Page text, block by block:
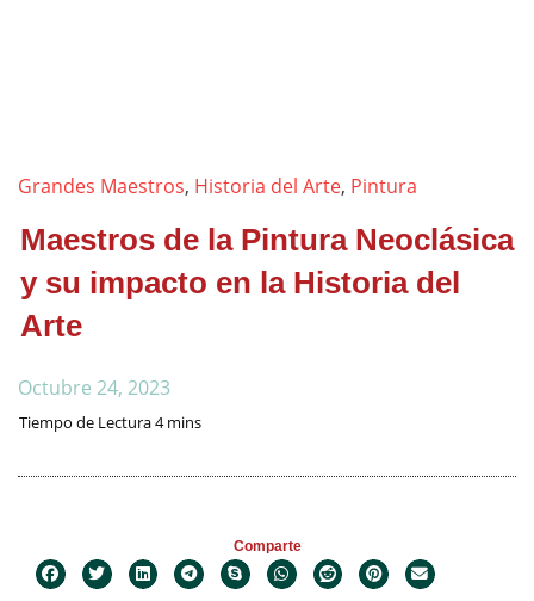
Grandes Maestros, Historia del Arte, Pintura
Maestros de la Pintura Neoclásica
y su impacto en la Historia del
Arte
Octubre 24, 2023
Comparte